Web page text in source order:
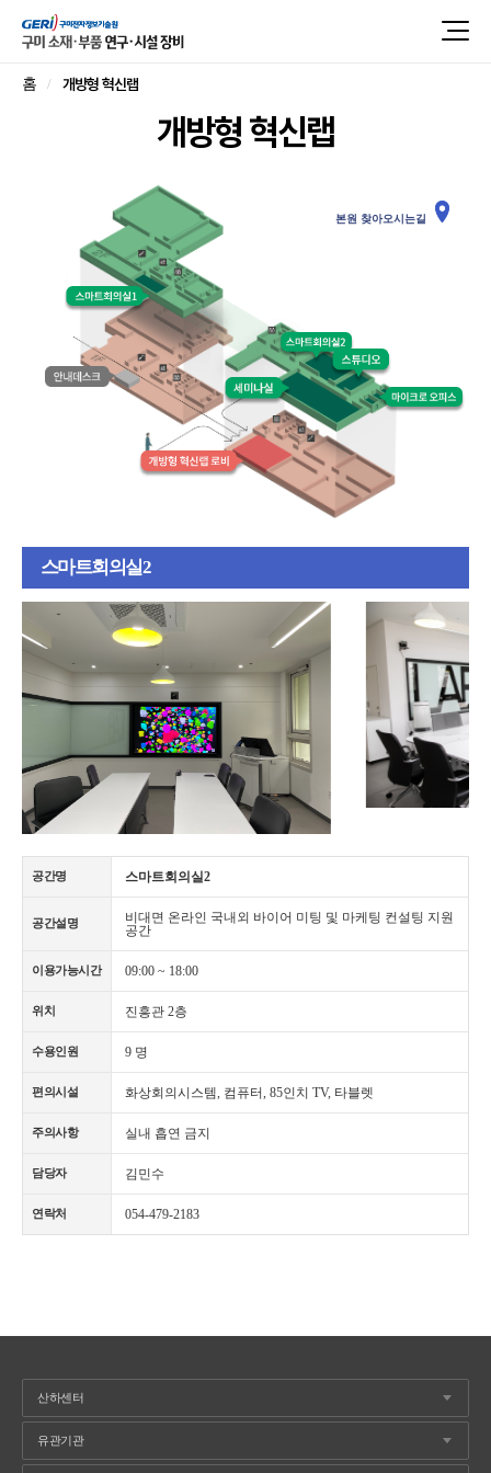
홈 개방형 혁신랩
개방형 혁신랩
본원 찾아오시는길
스마트회의실2
공간명 스마트회의실2
공간설명
비대면 온라인 국내외 바이어 미팅 및 마케팅 컨설팅 지원
공간
이용가능시간 09:00 ~ 18:00
위치 진흥관 2층
수용인원 9 명
편의시설 화상회의시스템, 컴퓨터, 85인치 TV, 타블렛
주의사항 실내 흡연 금지
담당자 김민수
연락처 054-479-2183